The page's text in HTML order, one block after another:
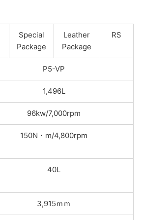
Special
Package
Leather
Package
RS
P5-VP
1,496L
96kw/7,000rpm
150N・m/4,800rpm
40L
3,915ｍｍ